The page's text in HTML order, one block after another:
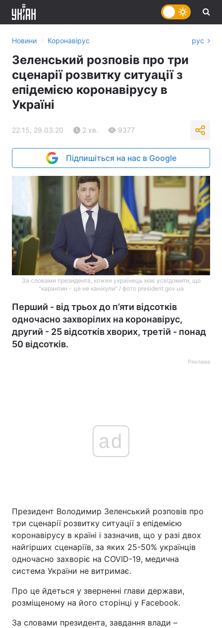
Україна Політика
Економіка
Спорт Наука
Техно і зв'язок Лайт
Зброя Інциденти
Новини › Коронавірус рус
Зеленський розповів про три
сценарії розвитку ситуації з
епідемією коронавірусу в
Україні
22:15, 29.03.20 2 хв. 9377
Підпишіться на нас в Google
За словами президента, кожен українець має усвідомити, що
"карантин - це не канікули" / фото president.gov.ua
Перший - від трьох до п’яти відсотків
одночасно захворілих на коронавірус,
другий - 25 відсотків хворих, третій - понад
50 відсотків.
Реклама
ad
Президент Володимир Зеленський розповів про
три сценарії розвитку ситуації з епідемією
коронавірусу в країні і зазначив, що у разі двох
найгірших сценаріїв, за яких 25-50% українців
одночасно захворіє на COVID-19, медична
система України не витримає.
Про це йдеться у зверненні глави держави,
розміщеному на його сторінці у Facebook.
За словами президента, завдання влади –